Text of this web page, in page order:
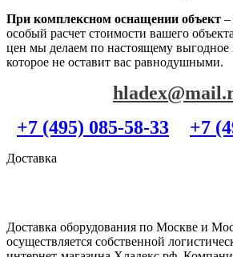
При комплексном оснащении объект
особый расчет стоимости вашего
цен мы делаем по настоящему выгодное
которое не оставит вас равнодушными.
+7 (495) 085-58-33
+7
Доставка
Доставка оборудования по Москве и
осуществляется собственной